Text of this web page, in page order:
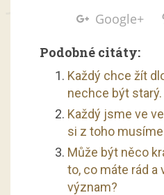
Google+
Podobné citáty:
Každý chce žít
nechce být starý.
Každý jsme ve
si z toho
Může být něco
to, co máte rád a
význam?